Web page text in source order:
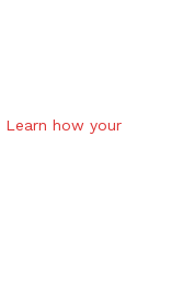
Learn how your